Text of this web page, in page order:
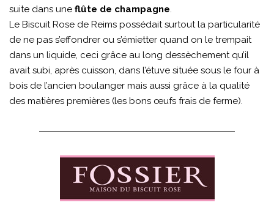
suite dans une flûte de champagne.
Le Biscuit Rose de Reims possédait surtout la particularité
de ne pas s’effondrer ou s’émietter quand on le trempait
dans un liquide, ceci grâce au long dessèchement qu’il
avait subi, après cuisson, dans l’étuve située sous le four à
bois de l’ancien boulanger mais aussi grâce à la qualité
des matières premières (les bons œufs frais de ferme).